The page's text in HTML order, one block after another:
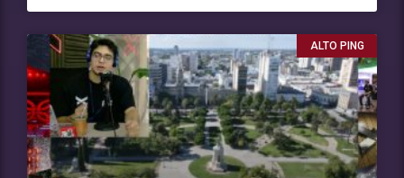
ALTO PING